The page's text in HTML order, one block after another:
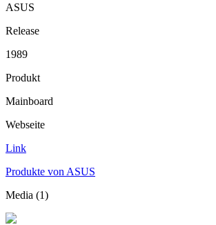
ASUS
Release
1989
Produkt
Mainboard
Webseite
Link
Produkte von ASUS
Media (1)